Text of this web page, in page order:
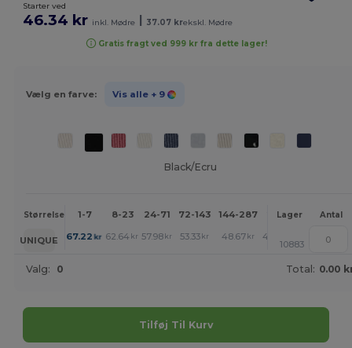
Starter ved
46.34 kr inkl. Mødre 37.07 krekskl. Mødre
Gratis fragt ved 999 kr fra dette lager!
Vælg en farve: Vis alle + 9
Black/Ecru
Størrelse 1-7 8-23 24-71 72-143 144-287 288 + Mere
Lager Antal
UNIQUE 67.22 kr 62.64 kr 57.98 kr 53.33 kr 48.67 kr 46.34
10883
Valg: 0 Total: 0.00
Tilføj Til Kurv